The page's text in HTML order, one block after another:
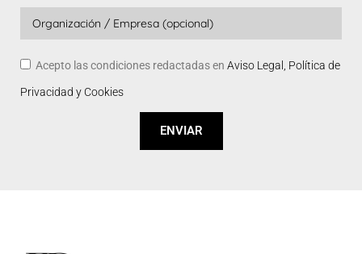
Acepto las condiciones redactadas en Aviso Legal, Política de
Privacidad y Cookies
ENVIAR